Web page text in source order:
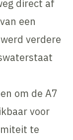
direct af
een
verdere
om de A7
voor
te